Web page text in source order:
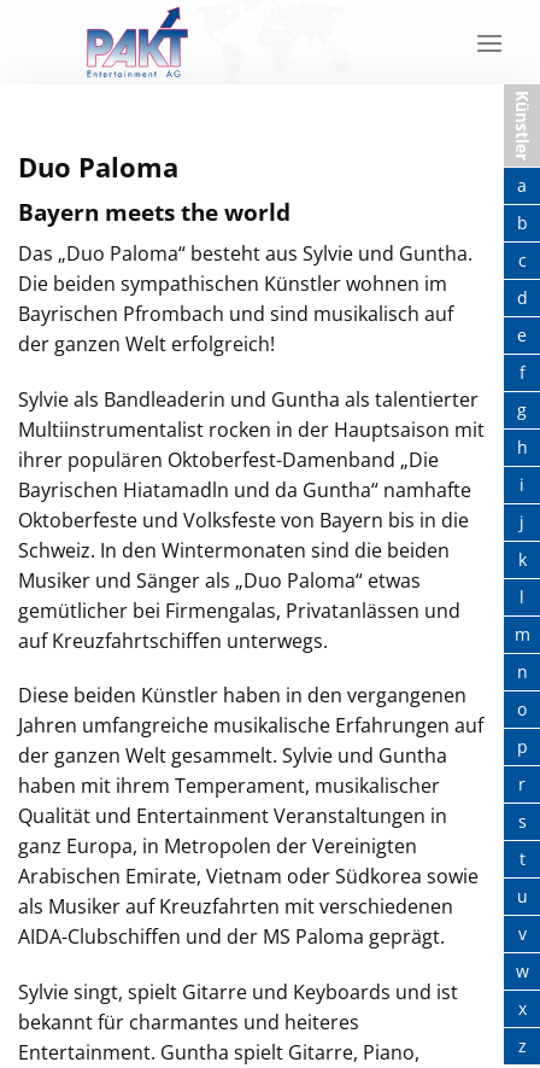
Duo Paloma
Bayern meets the world
Das „Duo Paloma“ besteht aus Sylvie und Guntha.
Die beiden sympathischen Künstler wohnen im
Bayrischen Pfrombach und sind musikalisch auf
der ganzen Welt erfolgreich!
Sylvie als Bandleaderin und Guntha als talentierter
Multiinstrumentalist rocken in der Hauptsaison mit
ihrer populären Oktoberfest-Damenband „Die
Bayrischen Hiatamadln und da Guntha“ namhafte
Oktoberfeste und Volksfeste von Bayern bis in die
Schweiz. In den Wintermonaten sind die beiden
Musiker und Sänger als „Duo Paloma“ etwas
gemütlicher bei Firmengalas, Privatanlässen und
auf Kreuzfahrtschiffen unterwegs.
Diese beiden Künstler haben in den vergangenen
Jahren umfangreiche musikalische Erfahrungen auf
der ganzen Welt gesammelt. Sylvie und Guntha
haben mit ihrem Temperament, musikalischer
Qualität und Entertainment Veranstaltungen in
ganz Europa, in Metropolen der Vereinigten
Arabischen Emirate, Vietnam oder Südkorea sowie
als Musiker auf Kreuzfahrten mit verschiedenen
AIDA-Clubschiffen und der MS Paloma geprägt.
Sylvie singt, spielt Gitarre und Keyboards und ist
bekannt für charmantes und heiteres
Entertainment. Guntha spielt Gitarre, Piano,
Künstler
a
b
c
d
e
f
g
h
i
j
k
l
m
n
o
p
r
s
t
u
v
w
x
z